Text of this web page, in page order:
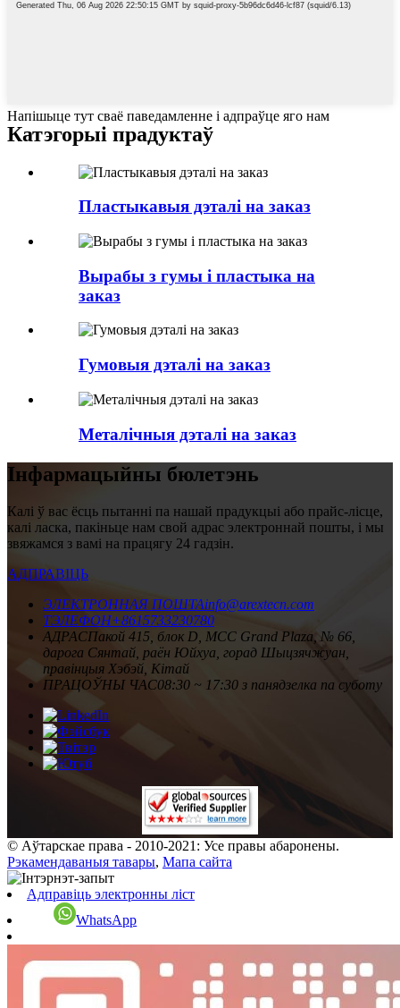
Напішыце тут сваё паведамленне і адпраўце яго нам
Катэгорыі прадуктаў
Пластыкавыя дэталі на заказ
Вырабы з гумы і пластыка на
заказ
Гумовыя дэталі на заказ
Металічныя дэталі на заказ
Інфармацыйны бюлетэнь
Калі ў вас ёсць пытанні па нашай прадукцыі або прайс-лісце,
калі ласка, пакіньце нам свой адрас электроннай пошты, і мы
звяжамся з вамі на працягу 24 гадзін.
АДПРАВІЦЬ
ЭЛЕКТРОННАЯ ПОШТАinfo@arextecn.com
ТЭЛЕФОН+8615733230780
АДРАСПакой 415, блок D, MCC Grand Plaza, № 66,
дарога Сянтай, раён Юйхуа, горад Шыцзячжуан,
правінцыя Хэбэй, Кітай
ПРАЦОЎНЫ ЧАС08:30 ~ 17:30 з панядзелка па суботу
© Аўтарскае права - 2010-2021: Усе правы абаронены.
Рэкамендаваныя тавары, Мапа сайта
Адправіць электронны ліст
WhatsApp